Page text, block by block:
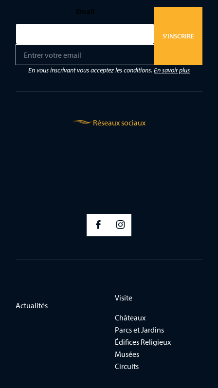
Email
a
*
S'INSCRIRE
En vous inscrivant vous acceptez les conditions. En savoir plus
Réseaux sociaux
Actualités
Visite
Châteaux
Parcs et Jardins
Édifices Religieux
Musées
Circuits